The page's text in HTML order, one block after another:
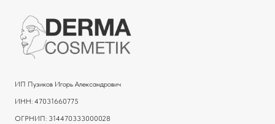
ИП Пузиков Игорь Александрович
ИНН: 47031660775
ОГРНИП: 314470333000028